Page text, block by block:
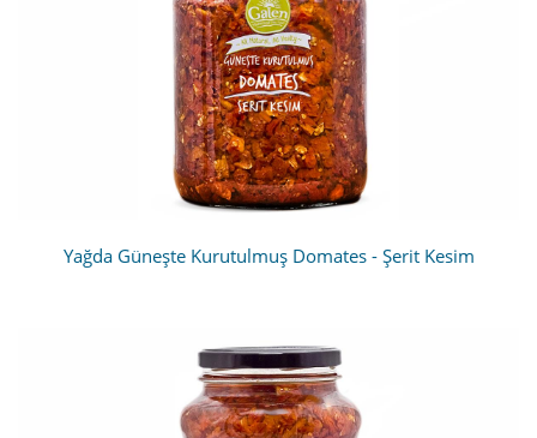
Yağda Güneşte Kurutulmuş Domates - Şerit Kesim